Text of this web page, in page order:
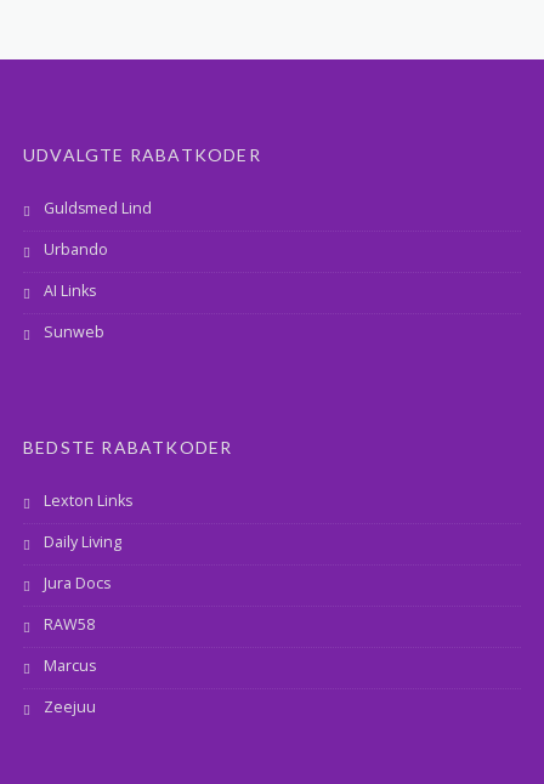
UDVALGTE RABATKODER
Guldsmed Lind
Urbando
AI Links
Sunweb
BEDSTE RABATKODER
Lexton Links
Daily Living
Jura Docs
RAW58
Marcus
Zeejuu